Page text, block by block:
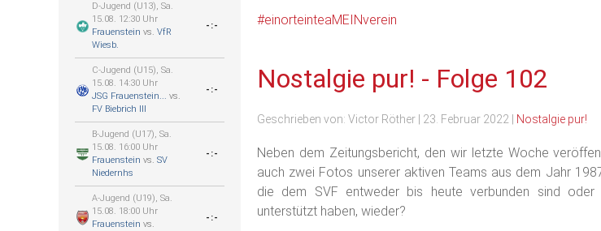
D-Jugend (U13), Sa.
15.08. 12:30 Uhr
Frauenstein vs. VfR
Wiesb.
-:-
C-Jugend (U15), Sa.
15.08. 14:30 Uhr
JSG Frauenstein... vs.
FV Biebrich III
-:-
B-Jugend (U17), Sa.
15.08. 16:00 Uhr
Frauenstein vs. SV
Niedernhs
-:-
A-Jugend (U19), Sa.
15.08. 18:00 Uhr
Frauenstein vs.
-:-
#einorteinteaMEINverein
Nostalgie pur! - Folge 102
Geschrieben von: Victor Röther 23. Februar 2022 Nostalgie pur!
Neben dem Zeitungsbericht, den wir letzte Woche
auch zwei Fotos unserer aktiven Teams aus dem Jahr
die dem SVF entweder bis heute verbunden sind
unterstützt haben, wieder?